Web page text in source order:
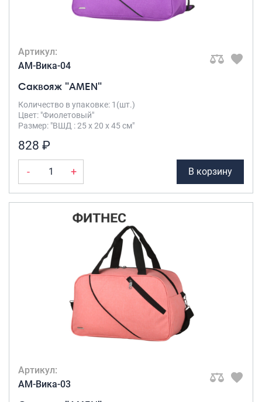
Артикул:
AM-Вика-04
Саквояж "AMEN"
Количество в упаковке: 1(шт.)
Цвет: "Фиолетовый"
Размер: "ВШД : 25 х 20 х 45 см"
828 ₽
- + В корзину
Артикул:
AM-Вика-03